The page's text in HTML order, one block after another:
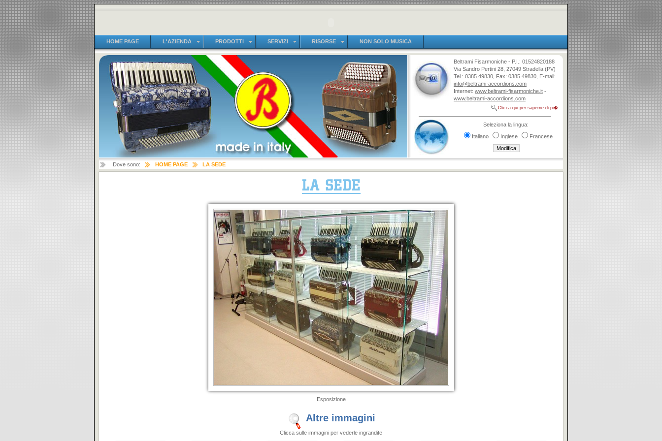
HOME PAGE L'AZIENDA PRODOTTI SERVIZI RISORSE NON SOLO MUSICA
Beltrami Fisarmoniche - P.I.: 01524820188
Via Sandro Pertini 28, 27049 Stradella (PV)
Tel.: 0385.49830, Fax: 0385.49830, E-mail:
info@beltrami-accordions.com
Internet: www.beltrami-fisarmoniche.it -
www.beltrami-accordions.com
Clicca qui per saperne di pi�
Seleziona la lingua:
Italiano
Inglese Francese
Dove sono: HOME PAGE LA SEDE
Esposizione
Altre immagini
Clicca sulle immagini per vederle ingrandite